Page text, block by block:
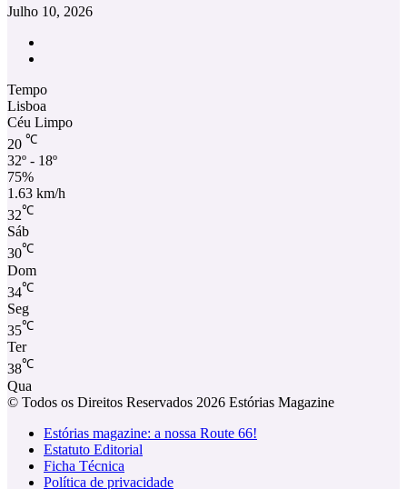
Julho 10, 2026
Tempo
Lisboa
Céu Limpo
20 ℃
32º - 18º
75%
1.63 km/h
32℃
Sáb
30℃
Dom
34℃
Seg
35℃
Ter
38℃
Qua
© Todos os Direitos Reservados 2026 Estórias Magazine
Estórias magazine: a nossa Route 66!
Estatuto Editorial
Ficha Técnica
Política de privacidade